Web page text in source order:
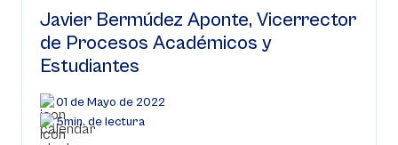
Javier Bermúdez Aponte, Vicerrector
de Procesos Académicos y
Estudiantes
01 de Mayo de 2022
5min. de lectura